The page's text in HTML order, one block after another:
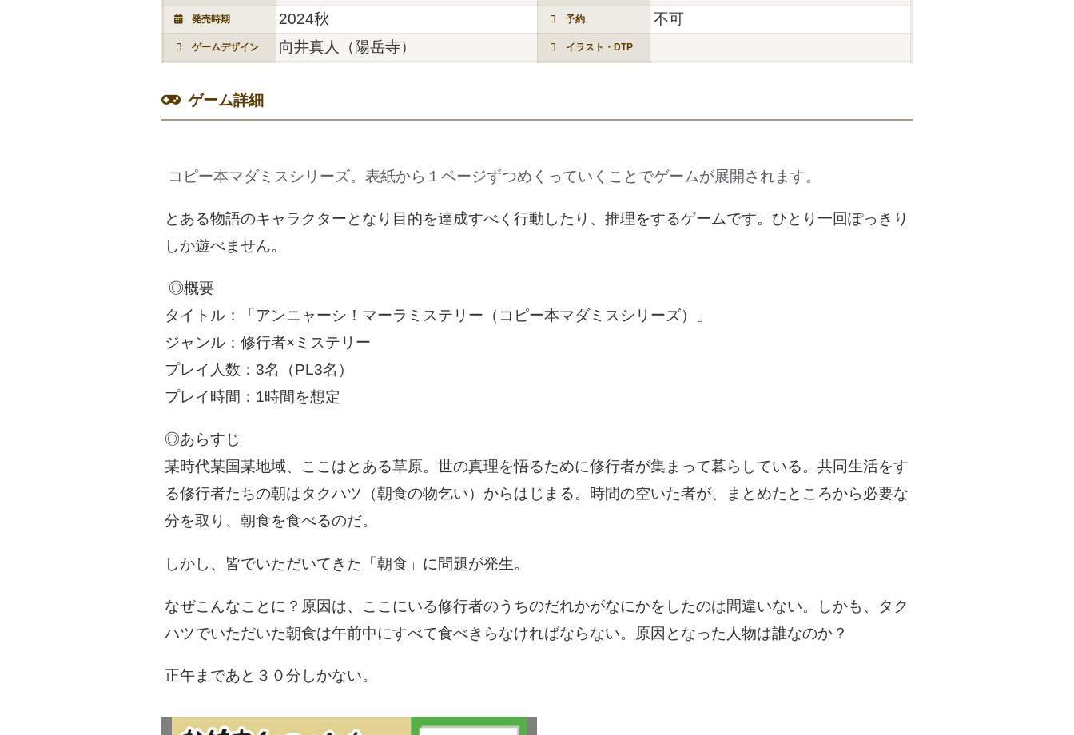
発売時期 2024秋 予約 不可
ゲームデザイン 向井真人（陽岳寺） イラスト・DTP
ゲーム詳細
コピー本マダミスシリーズ。表紙から１ページずつめくっていくことでゲームが展開されます。
とある物語のキャラクターとなり目的を達成すべく行動したり、推理をするゲームです。ひとり一回ぽっきり
しか遊べません。
◎概要
タイトル：「アンニャーシ！マーラミステリー（コピー本マダミスシリーズ）」
ジャンル：修行者×ミステリー
プレイ人数：3名（PL3名）
プレイ時間：1時間を想定
◎あらすじ
某時代某国某地域、ここはとある草原。世の真理を悟るために修行者が集まって暮らしている。共同生活をす
る修行者たちの朝はタクハツ（朝食の物乞い）からはじまる。時間の空いた者が、まとめたところから必要な
分を取り、朝食を食べるのだ。
しかし、皆でいただいてきた「朝食」に問題が発生。
なぜこんなことに？原因は、ここにいる修行者のうちのだれかがなにかをしたのは間違いない。しかも、タク
ハツでいただいた朝食は午前中にすべて食べきらなければならない。原因となった人物は誰なのか？
正午まであと３０分しかない。